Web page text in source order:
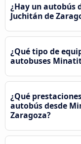
¿Hay un
Juchitán de
¿Qué tipo de
autobuses
¿Qué
autobús desde
Zaragoza?